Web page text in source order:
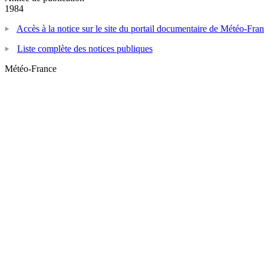
1984
Accès à la notice sur le site du portail documentaire de Météo-
Liste complète des notices publiques
Météo-France